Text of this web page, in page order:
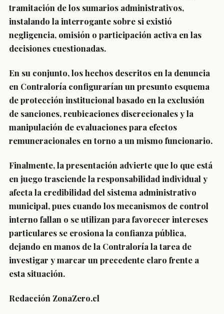
tramitación de los sumarios administrativos,
instalando la interrogante sobre si existió
negligencia, omisión o participación activa en las
decisiones cuestionadas.
En su conjunto, los hechos descritos en la denuncia
en Contraloría configurarían un presunto esquema
de protección institucional basado en la exclusión
de sanciones, reubicaciones discrecionales y la
manipulación de evaluaciones para efectos
remuneracionales en torno a un mismo funcionario.
Finalmente, la presentación advierte que lo que está
en juego trasciende la responsabilidad individual y
afecta la credibilidad del sistema administrativo
municipal, pues cuando los mecanismos de control
interno fallan o se utilizan para favorecer intereses
particulares se erosiona la confianza pública,
dejando en manos de la Contraloría la tarea de
investigar y marcar un precedente claro frente a
esta situación.
Redacción ZonaZero.cl